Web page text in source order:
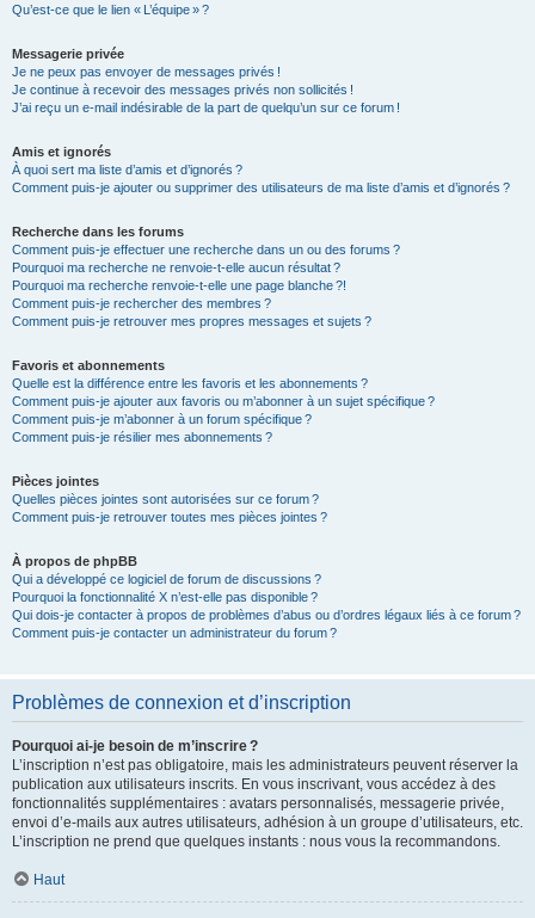
Qu’est-ce que le lien « L’équipe » ?
Messagerie privée
Je ne peux pas envoyer de messages privés !
Je continue à recevoir des messages privés non sollicités !
J’ai reçu un e-mail indésirable de la part de quelqu’un sur ce forum !
Amis et ignorés
À quoi sert ma liste d’amis et d’ignorés ?
Comment puis-je ajouter ou supprimer des utilisateurs de ma liste d’amis et d’ignorés ?
Recherche dans les forums
Comment puis-je effectuer une recherche dans un ou des forums ?
Pourquoi ma recherche ne renvoie-t-elle aucun résultat ?
Pourquoi ma recherche renvoie-t-elle une page blanche ?!
Comment puis-je rechercher des membres ?
Comment puis-je retrouver mes propres messages et sujets ?
Favoris et abonnements
Quelle est la différence entre les favoris et les abonnements ?
Comment puis-je ajouter aux favoris ou m’abonner à un sujet spécifique ?
Comment puis-je m’abonner à un forum spécifique ?
Comment puis-je résilier mes abonnements ?
Pièces jointes
Quelles pièces jointes sont autorisées sur ce forum ?
Comment puis-je retrouver toutes mes pièces jointes ?
À propos de phpBB
Qui a développé ce logiciel de forum de discussions ?
Pourquoi la fonctionnalité X n’est-elle pas disponible ?
Qui dois-je contacter à propos de problèmes d’abus ou d’ordres légaux liés à ce forum ?
Comment puis-je contacter un administrateur du forum ?
Problèmes de connexion et d’inscription
Pourquoi ai-je besoin de m’inscrire ?
L’inscription n’est pas obligatoire, mais les administrateurs peuvent réserver la
publication aux utilisateurs inscrits. En vous inscrivant, vous accédez à des
fonctionnalités supplémentaires : avatars personnalisés, messagerie privée,
envoi d’e-mails aux autres utilisateurs, adhésion à un groupe d’utilisateurs, etc.
L’inscription ne prend que quelques instants : nous vous la recommandons.
Haut